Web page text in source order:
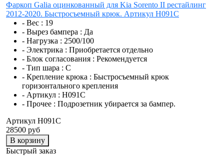
Фаркоп Galia оцинкованный для Kia Sorento II рестайлинг
2012-2020. Быстросъемный крюк. Артикул H091C
- Вес : 19
- Вырез бампера : Да
- Нагрузка : 2500/100
- Электрика : Приобретается отдельно
- Блок согласования : Рекомендуется
- Тип шара : C
- Крепление крюка : Быстросъемный крюк
горизонтального крепления
- Артикул : H091C
- Прочее : Подрозетник убирается за бампер.
Артикул H091C
28500 руб
В корзину
Быстрый заказ